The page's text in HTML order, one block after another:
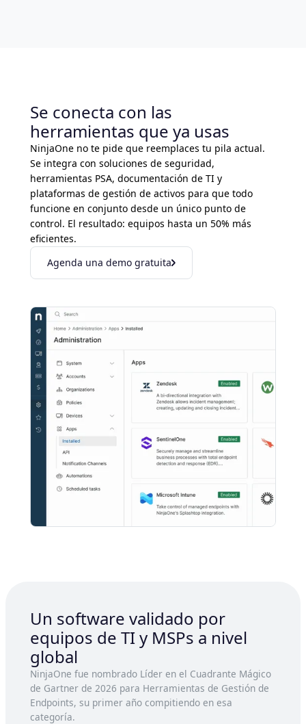
Se conecta con las
herramientas que ya usas
NinjaOne no te pide que reemplaces tu pila actual.
Se integra con soluciones de seguridad,
herramientas PSA, documentación de TI y
plataformas de gestión de activos para que todo
funcione en conjunto desde un único punto de
control. El resultado: equipos hasta un 50% más
eficientes.
Agenda una demo gratuita
Un software validado por
equipos de TI y MSPs a nivel
global
NinjaOne fue nombrado Líder en el Cuadrante Mágico
de Gartner de 2026 para Herramientas de Gestión de
Endpoints, su primer año compitiendo en esa
categoría.